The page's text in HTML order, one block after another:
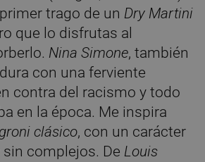
trago de un Dry Martini
que lo disfrutas al
Nina Simone, también
con una ferviente
contra del racismo y todo
en la época. Me inspira
clásico, con un carácter
complejos. De Louis